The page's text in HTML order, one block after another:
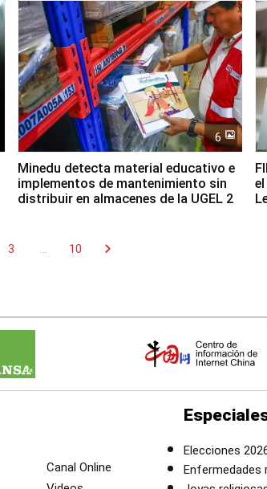
6
Minedu detecta material educativo e
implementos de mantenimiento sin
distribuir en almacenes de la UGEL 2
3 10 chevron_right
Canal Online
Elecciones
Enfermedades